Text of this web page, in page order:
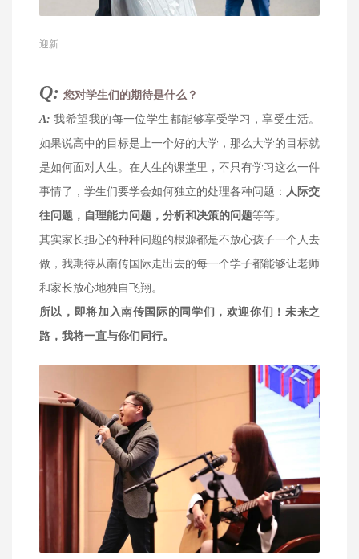
迎新
Q: 您对学生们的期待是什么？
A:我希望我的每一位学生都能够享受学习，享受生活。
如果说高中的目标是上一个好的大学，那么大学的目标就
是如何面对人生。在人生的课堂里，不只有学习这么一件
事情了，学生们要学会如何独立的处理各种问题： 人 际交
往问题，自理能力问题，分析和决策的问题等等。
其实家长担心的种种问题的根源都是不放心孩子一个人去
做，我期待从南传国际走出去的每一个学子都能够让老师
和家长放心地独自飞翔。
所以，即将加入南传国际的同学们，欢迎你们！未来之
路，我将一直与你们同行。